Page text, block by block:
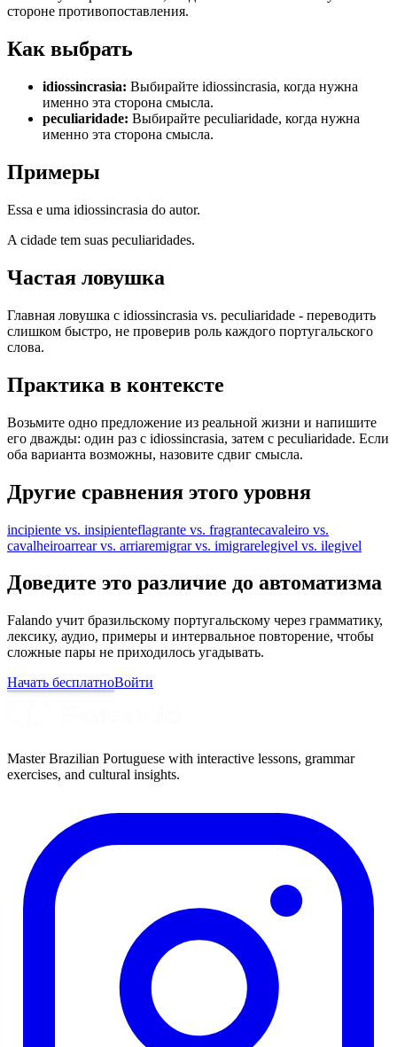
стороне противопоставления.
Как выбрать
idiossincrasia: Выбирайте idiossincrasia, когда нужна
именно эта сторона смысла.
peculiaridade: Выбирайте peculiaridade, когда нужна
именно эта сторона смысла.
Примеры
Essa e uma idiossincrasia do autor.
A cidade tem suas peculiaridades.
Частая ловушка
Главная ловушка с idiossincrasia vs. peculiaridade - переводить
слишком быстро, не проверив роль каждого португальского
слова.
Практика в контексте
Возьмите одно предложение из реальной жизни и напишите
его дважды: один раз с idiossincrasia, затем с peculiaridade. Если
оба варианта возможны, назовите сдвиг смысла.
Другие сравнения этого уровня
incipiente vs. insipienteflagrante vs. fragrantecavaleiro vs.
cavalheiroarrear vs. arriaremigrar vs. imigrarelegivel vs. ilegivel
Доведите это различие до автоматизма
Falando учит бразильскому португальскому через грамматику,
лексику, аудио, примеры и интервальное повторение, чтобы
сложные пары не приходилось угадывать.
Начать бесплатноВойти
Master Brazilian Portuguese with interactive lessons, grammar
exercises, and cultural insights.